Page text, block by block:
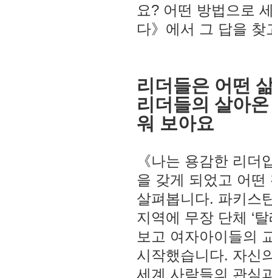
요? 어떤 방법으로
다》에서 그 답을
리더들은 어떤
리더들의 살아
워 보아요
《나는 용감한 리
을 갖게 되었고 어
살펴봅니다. 파키스
지역에 무장 단체 ‘
보고 여자아이들의
시작했습니다. 자신
세계 사람들의 관심